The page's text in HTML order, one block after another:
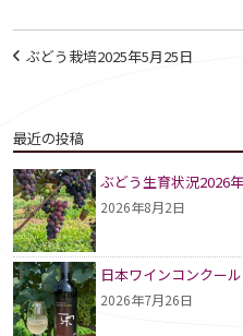
投
ナ
ビ
ゲ
ー
シ
ョ
ぶどう栽培2025年5月25日
最近の投稿
ぶどう生育状況2026
2026年8月2日
日本ワインコンクー
2026年7月26日